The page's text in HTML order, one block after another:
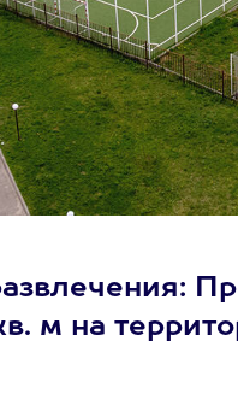
м на